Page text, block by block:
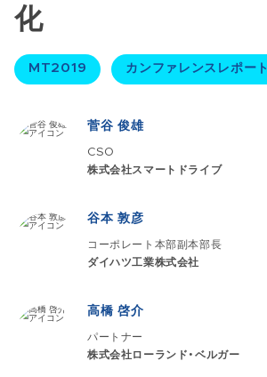
化
MT2019 カンファレンスレポート
菅谷 俊雄
CSO
株式会社スマートドライブ
谷本 敦彦
コーポレート本部副本部長
ダイハツ工業株式会社
高橋 啓介
パートナー
株式会社ローランド・ベルガー